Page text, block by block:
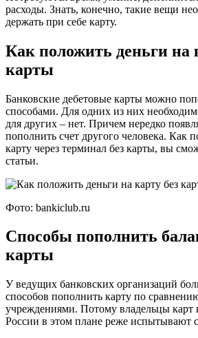
расходы. Знать, конечно, такие вещи
держать при себе карту.
Как положить деньги на
карты
Банковские дебетовые карты можно
способами. Для одних из них
для других – нет. Причем нередко
пополнить счет другого человека. Как
карту через терминал без карты, вы
статьи.
Фото: bankiclub.ru
Способы пополнить
карты
У ведущих банковских организаций
способов пополнить карту по
учреждениями. Потому владельцы карт
России в этом плане реже испытывают